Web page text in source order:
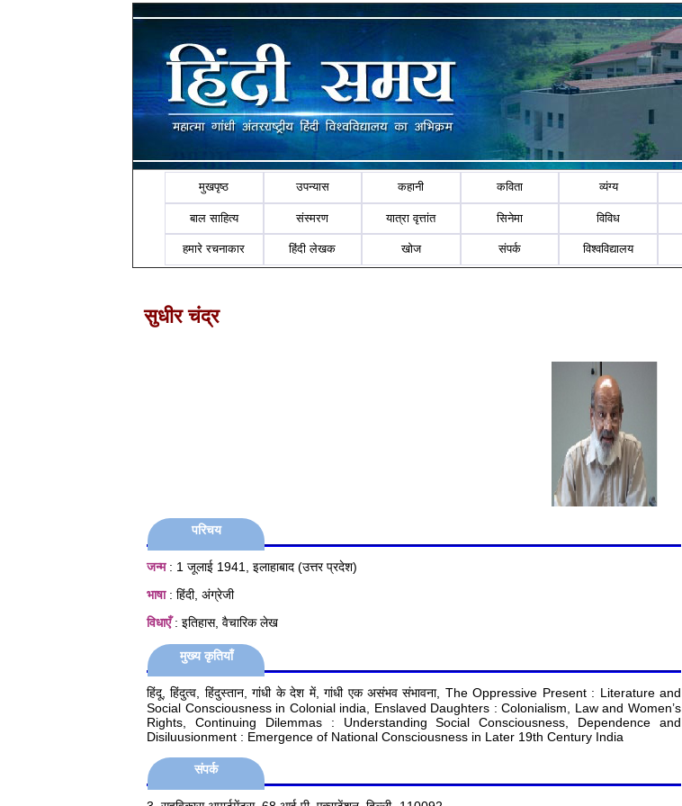
मुखपृष्ठ उपन्यास कहानी कविता व्यंग्य
बाल साहित्य संस्मरण यात्रा वृत्तांत सिनेमा विविध
हमारे रचनाकार हिंदी लेखक खोज संपर्क विश्वविद्यालय
सुधीर चंद्र
परिचय
जन्म: 1 जूलाई 1941, इलाहाबाद (उत्तर प्रदेश)
भाषा: हिंदी, अंग्रेजी
विधाएँ: इतिहास, वैचारिक लेख
मुख्य कृतियाँ
हिंदू, हिंदुत्व, हिंदुस्तान, गांधी के देश में, गांधी एक असंभव संभावना, The Oppressive Present : Literature and
Social Consciousness in Colonial india, Enslaved Daughters : Colonialism, Law and Women’s
Rights, Continuing Dilemmas : Understanding Social Consciousness, Dependence and
Disiluusionment : Emergence of National Consciousness in Later 19th Century India
संपर्क